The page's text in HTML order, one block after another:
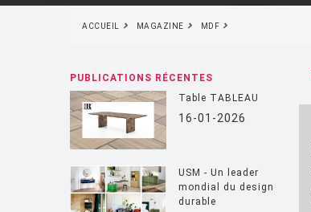
ACCUEIL MAGAZINE MDF
PUBLICATIONS RÉCENTES
Table TABLEAU
16-01-2026
USM - Un leader
mondial du design
durable